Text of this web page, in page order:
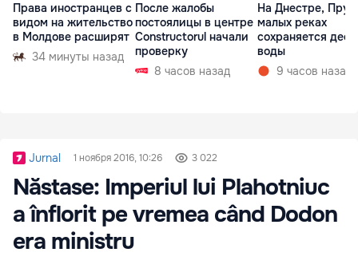
Права иностранцев с
видом на жительство
в Молдове расширят
34 минуты назад
После жалобы
постоялицы в центре
Constructorul начали
проверку
8 часов назад
На Днестре,
малых реках
сохраняется
воды
9 часов назад
Jurnal 1 ноября 2016, 10:26 3 022
Năstase: Imperiul lui Plahotniuc
a înflorit pe vremea când Dodon
era ministru